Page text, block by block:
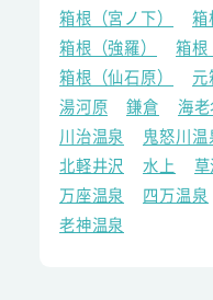
箱根（宮ノ下）
箱
箱根（強羅）
箱根
箱根（仙石原）
元
湯河原
鎌倉 海老
川治温泉
鬼怒川温
北軽井沢
水上
万座温泉
四万温泉
老神温泉